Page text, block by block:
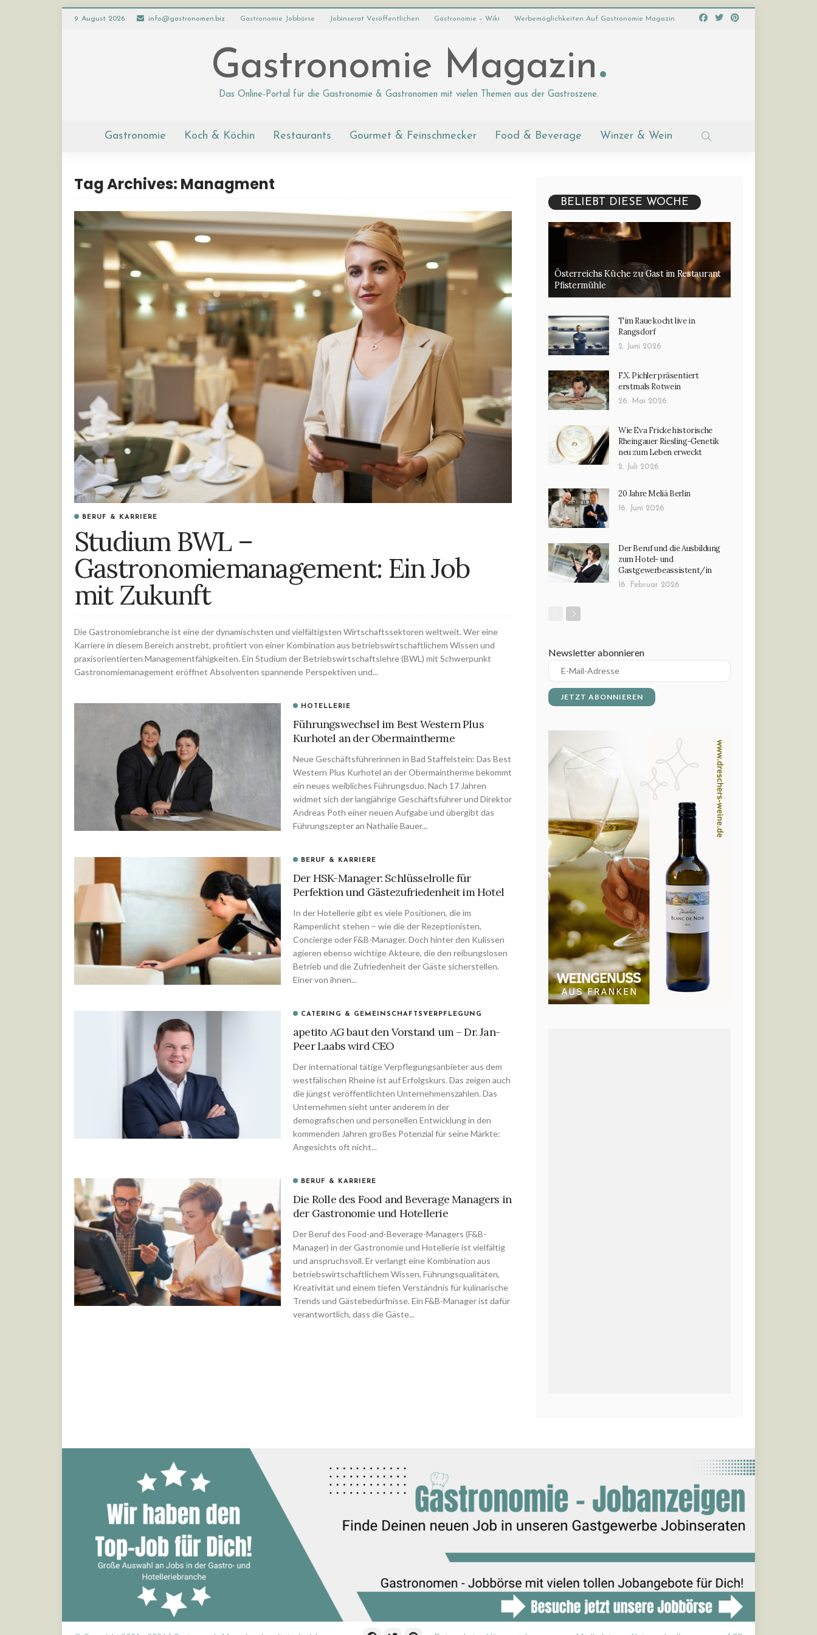
9. August 2026 info@gastronomen.biz Gastronomie Jobbörse Jobinserat Veröffentlichen Gastronomie – Wiki Werbemöglichkeiten Auf Gastronomie Magazin
Gastronomie Magazin
Das Online-Portal für die Gastronomie & Gastronomen mit vielen Themen aus der Gastroszene.
Gastronomie Koch & Köchin Restaurants Gourmet & Feinschmecker Food & Beverage Winzer & Wein
Tag Archives: Managment
BERUF & KARRIERE
Studium BWL –
Gastronomiemanagement: Ein Job
mit Zukunft
Die Gastronomiebranche ist eine der dynamischsten und vielfältigsten Wirtschaftssektoren weltweit. Wer eine
Karriere in diesem Bereich anstrebt, profitiert von einer Kombination aus betriebswirtschaftlichem Wissen und
praxisorientierten Managementfähigkeiten. Ein Studium der Betriebswirtschaftslehre (BWL) mit Schwerpunkt
Gastronomiemanagement eröffnet Absolventen spannende Perspektiven und...
HOTELLERIE
Führungswechsel im Best Western Plus
Kurhotel an der Obermaintherme
Neue Geschäftsführerinnen in Bad Staffelstein: Das Best
Western Plus Kurhotel an der Obermaintherme bekommt
ein neues weibliches Führungsduo. Nach 17 Jahren
widmet sich der langjährige Geschäftsführer und Direktor
Andreas Poth einer neuen Aufgabe und übergibt das
Führungszepter an Nathalie Bauer...
BERUF & KARRIERE
Der HSK-Manager: Schlüsselrolle für
Perfektion und Gästezufriedenheit im Hotel
In der Hotellerie gibt es viele Positionen, die im
Rampenlicht stehen – wie die der Rezeptionisten,
Concierge oder F&B-Manager. Doch hinter den Kulissen
agieren ebenso wichtige Akteure, die den reibungslosen
Betrieb und die Zufriedenheit der Gäste sicherstellen.
Einer von ihnen...
CATERING & GEMEINSCHAFTSVERPFLEGUNG
apetito AG baut den Vorstand um – Dr. Jan-
Peer Laabs wird CEO
Der international tätige Verpflegungsanbieter aus dem
westfälischen Rheine ist auf Erfolgskurs. Das zeigen auch
die jüngst veröffentlichten Unternehmenszahlen. Das
Unternehmen sieht unter anderem in der
demografischen und personellen Entwicklung in den
kommenden Jahren großes Potenzial für seine Märkte:
Angesichts oft nicht...
BERUF & KARRIERE
Die Rolle des Food and Beverage Managers in
der Gastronomie und Hotellerie
Der Beruf des Food-and-Beverage-Managers (F&B-
Manager) in der Gastronomie und Hotellerie ist vielfältig
und anspruchsvoll. Er verlangt eine Kombination aus
betriebswirtschaftlichem Wissen, Führungsqualitäten,
Kreativität und einem tiefen Verständnis für kulinarische
Trends und Gästebedürfnisse. Ein F&B-Manager ist dafür
verantwortlich, dass die Gäste...
BELIEBT DIESE WOCHE
Österreichs Küche zu Gast im Restaurant
Pfistermühle
Tim Raue kocht live in
Rangsdorf
2. Juni 2026
F.X. Pichler präsentiert
erstmals Rotwein
26. Mai 2026
Wie Eva Fricke historische
Rheingauer Riesling-Genetik
neu zum Leben erweckt
2. Juli 2026
20 Jahre Meliá Berlin
16. Juni 2026
Der Beruf und die Ausbildung
zum Hotel- und
Gastgewerbeassistent/in
16. Februar 2026
Newsletter abonnieren